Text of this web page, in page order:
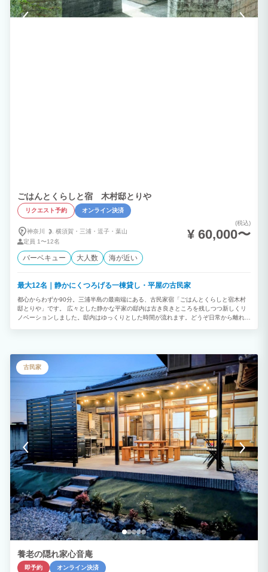
ごはんとくらしと宿 木村邸とりや
リクエスト予約 オンライン決済
神奈川 横須賀・ 三浦・ 逗子・ 葉山
定員 1〜12名
(税込)
¥ 60,000〜
バーベキュー 大人数 海が近い
最大12名｜静かにくつろげる一棟貸し・平屋の古民家
都心からわずか90分。三浦半島の最南端にある、古民家宿「ごはんとくらしと宿木村
邸とりや」です。 広々とした静かな平家の邸内は古き良きところを残しつつ新しくリ
ノベーションしました。邸内はゆっくりとした時間が流れます。どうぞ日常から離れて
す。ご相談下さい。別途現地払いになります。) ・夕飯：お1人5,000円〜 ・朝食：
1,500円〜 ・お祝いケーキ：5,000円〜 ・花束のご用意：5,500円〜 ⚪︎連泊割引致し
ますのでメッセージ下さい。 ⚪︎屋根付きのお庭でBBQができます！(食材持ち込みにて)
コンロのみお貸しします。 ⚪︎三崎マグロや地魚が美味しいお寿司屋さんの出前も可
能！ ⚪︎三崎下町散策をしてそのまま夕食もよき！ ⚪︎海へ徒歩10分。 ⚪︎公共交通機関で
のアクセス可能。 ⚪︎SAPやヨガの講師のご紹介もできます。 14畳の和室の広間は7名
まで、6畳和室は3名まで、お布団が敷けます。 洋室にはシングルベッドが2台ありま
す。お手洗いは2箇所、お風呂、洗面所あり。 キッチングッズも充実しています。 冷
蔵庫、電子レンジ、炊飯器、調理器具、食洗機。基本調味料(塩、砂糖、オリーブオイ
ル、みりん、酢、醤油) 食器あり。
古民家
養老の隠れ家心音庵
即予約 オンライン決済